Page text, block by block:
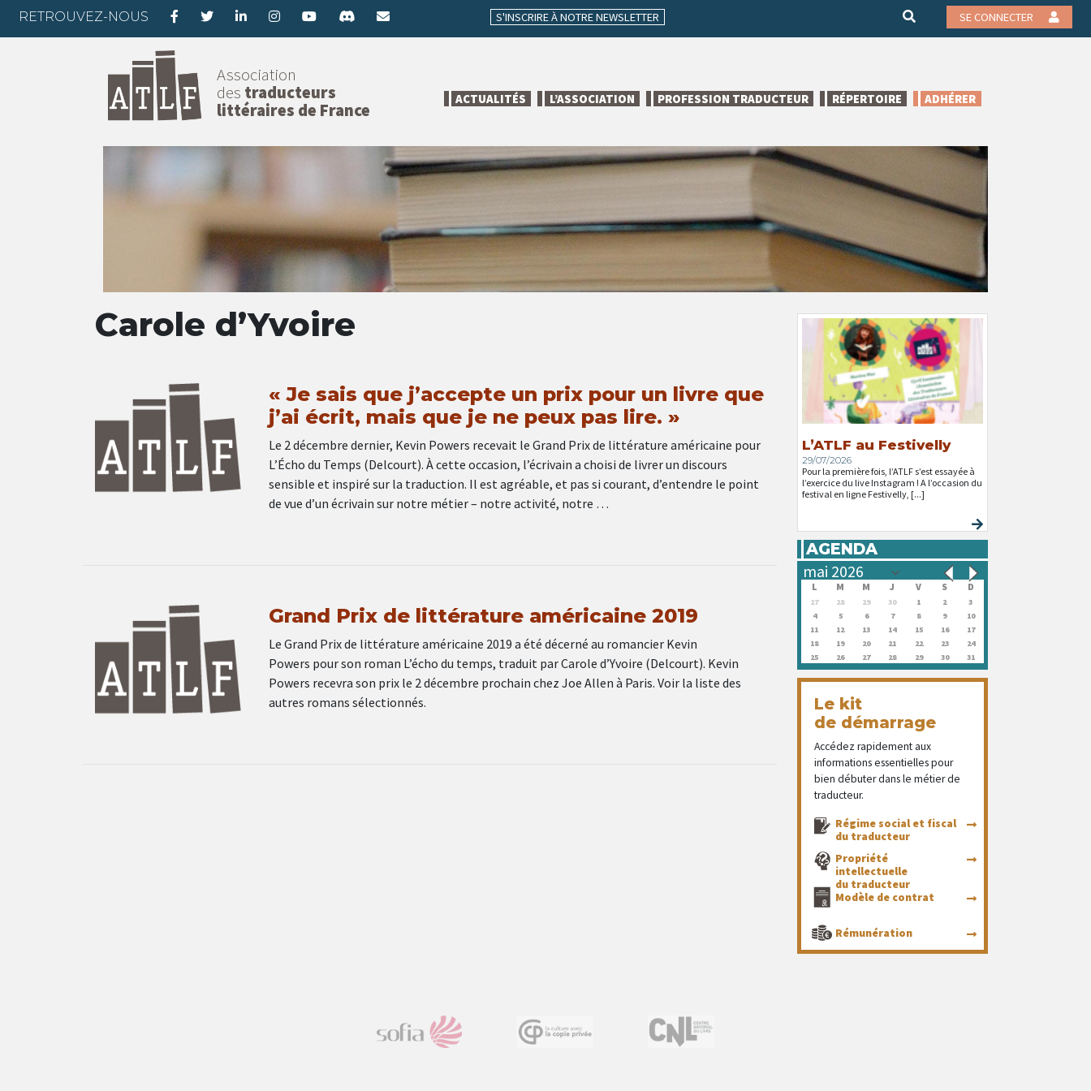
RETROUVEZ-NOUS S'INSCRIRE À NOTRE NEWSLETTER SE CONNECTER
Association
des traducteurs
littéraires de France
ACTUALITÉS L’ASSOCIATION PROFESSION TRADUCTEUR RÉPERTOIRE ADHÉRER
Carole d’Yvoire
« Je sais que j’accepte un prix pour un livre que
j’ai écrit, mais que je ne peux pas lire. »
Le 2 décembre dernier, Kevin Powers recevait le Grand Prix de littérature américaine pour
L’Écho du Temps (Delcourt). À cette occasion, l’écrivain a choisi de livrer un discours
sensible et inspiré sur la traduction. Il est agréable, et pas si courant, d’entendre le point
de vue d’un écrivain sur notre métier – notre activité, notre …
Grand Prix de littérature américaine 2019
Le Grand Prix de littérature américaine 2019 a été décerné au romancier Kevin
Powers pour son roman L’écho du temps, traduit par Carole d’Yvoire (Delcourt). Kevin
Powers recevra son prix le 2 décembre prochain chez Joe Allen à Paris. Voir la liste des
autres romans sélectionnés.
L’ATLF au Festivelly
29/07/2026
Pour la première fois, l’ATLF s’est essayée à
l’exercice du live Instagram ! A l’occasion du
festival en ligne Festivelly, [...]
AGENDA
L M M J V S D
27 28 29 30 1 2
3
4
5 6 7 8 9
10
11
12 13 14 15 16
17
18
19 20 21 22 23
24
25
26 27 28 29 30 31
Le kit
de démarrage
Accédez rapidement aux
informations essentielles pour
bien débuter dans le métier de
traducteur.
Régime social et fiscal
du traducteur
Propriété
intellectuelle
du traducteur
Modèle de contrat
Rémunération